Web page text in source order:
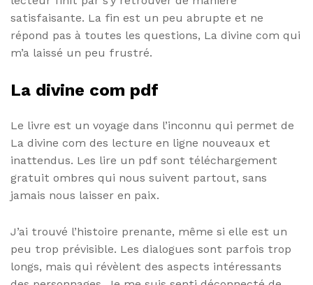
satisfaisante. La fin est un peu abrupte et ne
répond pas à toutes les questions, La divine com qui
m’a laissé un peu frustré.
La divine com pdf
Le livre est un voyage dans l’inconnu qui permet de
La divine com des lecture en ligne nouveaux et
inattendus. Les lire un pdf sont téléchargement
gratuit ombres qui nous suivent partout, sans
jamais nous laisser en paix.
J’ai trouvé l’histoire prenante, même si elle est un
peu trop prévisible. Les dialogues sont parfois trop
longs, mais qui révèlent des aspects intéressants